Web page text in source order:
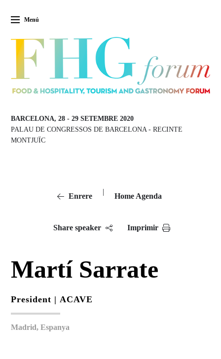
Menú
BARCELONA, 28 -29 SETEMBRE 2020
PALAU DE CONGRESSOS DE BARCELONA -RECINTE
MONTJUÏC
Enrere
|
Home Agenda
Share speaker Imprimir
Martí Sarrate
President | ACAVE
Madrid, Espanya